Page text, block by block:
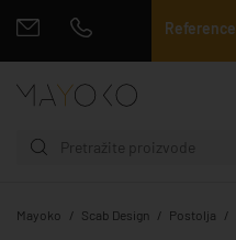
Reference
Mayoko Scab Design Postolja